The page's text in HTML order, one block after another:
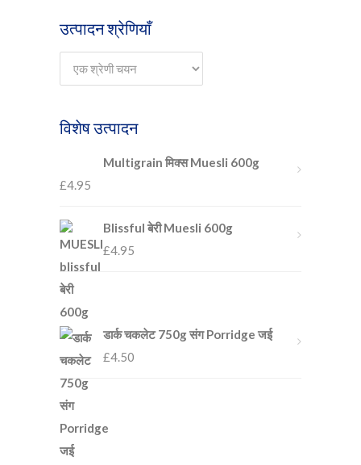
उत्पादन श्रेणियाँ
विशेष उत्पादन
Multigrain मिक्स Muesli 600g
£4.95
Blissful बेरी Muesli 600g
£4.95
डार्क चकलेट 750g संग Porridge जई
£4.50